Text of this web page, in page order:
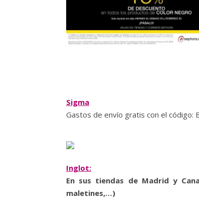
Sigma
Gastos de envío gratis con el código:
Inglot:
En sus tiendas de Madrid y
maletines,…)